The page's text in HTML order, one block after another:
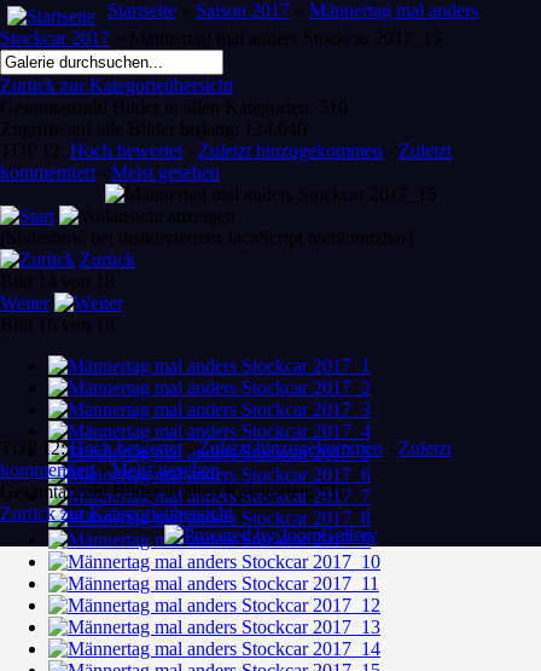
Startseite » Saison 2017 » Männertag mal anders
Stockcar 2017 » Männertag mal anders Stockcar 2017_15
Zurück zur Kategorieübersicht
Gesamtanzahl Bilder in allen Kategorien: 510
Zugriffe auf alle Bilder bislang: 124.040
TOP 12: Hoch bewertet - Zuletzt hinzugekommen - Zuletzt
kommentiert - Meist gesehen
[Slideshow bei deaktiviertem JacaScript nicht nutzbar]
Zurück
Bild 14 von 18
Weiter
Bild 16 von 18
TOP 12:Hoch bewertet -Zuletzt hinzugekommen - Zuletzt
kommentiert-Meist gesehen
Gesamtanzahl Bilder in allen Kategorien: 510
Zurück zur Kategorieübersicht